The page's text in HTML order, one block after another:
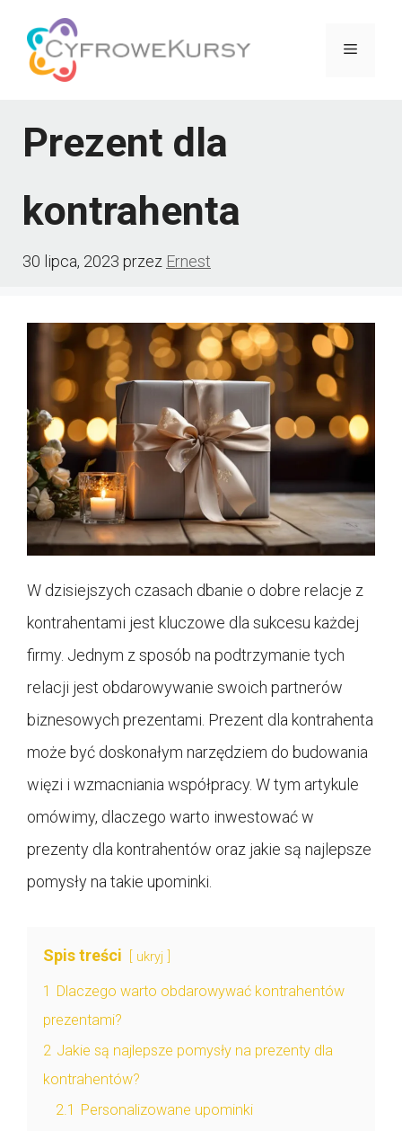
treści
Menu
Prezent dla
kontrahenta
30 lipca, 2023 przez Ernest
W dzisiejszych czasach dbanie o dobre relacje z
kontrahentami jest kluczowe dla sukcesu każdej
firmy. Jednym z sposób na podtrzymanie tych
relacji jest obdarowywanie swoich partnerów
biznesowych prezentami. Prezent dla kontrahenta
może być doskonałym narzędziem do budowania
więzi i wzmacniania współpracy. W tym artykule
omówimy, dlaczego warto inwestować w
prezenty dla kontrahentów oraz jakie są najlepsze
pomysły na takie upominki.
Spis treści ukryj
1
Dlaczego warto obdarowywać kontrahentów
prezentami?
2 Jakie są najlepsze pomysły na prezenty dla
kontrahentów?
2.1
Personalizowane upominki